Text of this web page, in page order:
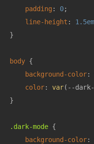
padding : 0;
line-height : 1.5em
}
body {
background-color:
color: var(--
}
.dark-mode {
background-color: